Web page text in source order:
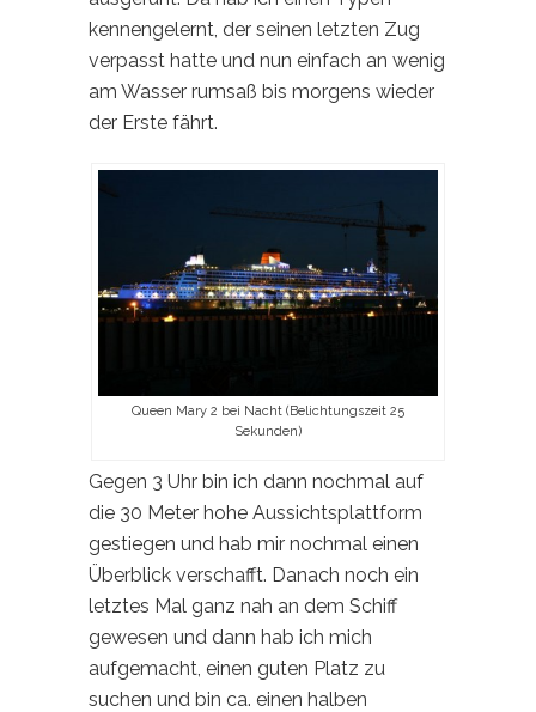
kennengelernt, der seinen letzten Zug
verpasst hatte und nun einfach an wenig
am Wasser rumsaß bis morgens wieder
der Erste fährt.
Queen Mary 2 bei Nacht (Belichtungszeit 25
Sekunden)
Gegen 3 Uhr bin ich dann nochmal auf
die 30 Meter hohe Aussichtsplattform
gestiegen und hab mir nochmal einen
Überblick verschafft. Danach noch ein
letztes Mal ganz nah an dem Schiff
gewesen und dann hab ich mich
aufgemacht, einen guten Platz zu
suchen und bin ca. einen halben